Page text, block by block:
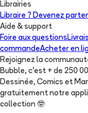
Librairies
Libraire ? Devenez
Aide & support
Foire aux questions
commandeAcheter en
Rejoignez la
Bubble, c'est + de 250
Dessinée, Comics et
gratuitement notre
collection 🤓